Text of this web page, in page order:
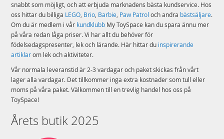
snabbt som möjligt, och att erbjuda marknadens bästa kundservice. Hos
oss hittar du billiga LEGO, Brio, Barbie, Paw Patrol och andra bästsäljare.
Om du är medlem i vår kundklubb My ToySpace kan du spara ännu mer
på våra redan låga priser. Vi har allt du behöver för
födelsedagspresenter, lek och lärande. Här hittar du inspirerande
artiklarom lek och aktiviteter.
Vår normala leveranstid är 2-3 vardagar och paket skickas från vårt
lager alla vardagar. Det tillkommer inga extra kostnader som tull eller
moms på våra paket. Välkommen till en trevlig handel hos oss på
ToySpace!
Årets butik 2025